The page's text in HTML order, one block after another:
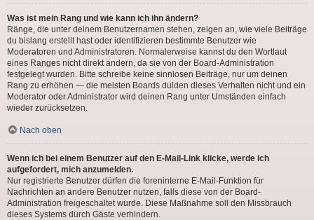
Was ist mein Rang und wie kann ich ihn ändern?
Ränge, die unter deinem Benutzernamen stehen, zeigen an, wie viele Beiträge
du bislang erstellt hast oder identifizieren bestimmte Benutzer wie
Moderatoren und Administratoren. Normalerweise kannst du den Wortlaut
eines Ranges nicht direkt ändern, da sie von der Board-Administration
festgelegt wurden. Bitte schreibe keine sinnlosen Beiträge, nur um deinen
Rang zu erhöhen — die meisten Boards dulden dieses Verhalten nicht und ein
Moderator oder Administrator wird deinen Rang unter Umständen einfach
wieder zurücksetzen.
Nach oben
Wenn ich bei einem Benutzer auf den E-Mail-Link klicke, werde ich
aufgefordert, mich anzumelden.
Nur registrierte Benutzer dürfen die foreninterne E-Mail-Funktion für
Nachrichten an andere Benutzer nutzen, falls diese von der Board-
Administration freigeschaltet wurde. Diese Maßnahme soll den Missbrauch
dieses Systems durch Gäste verhindern.